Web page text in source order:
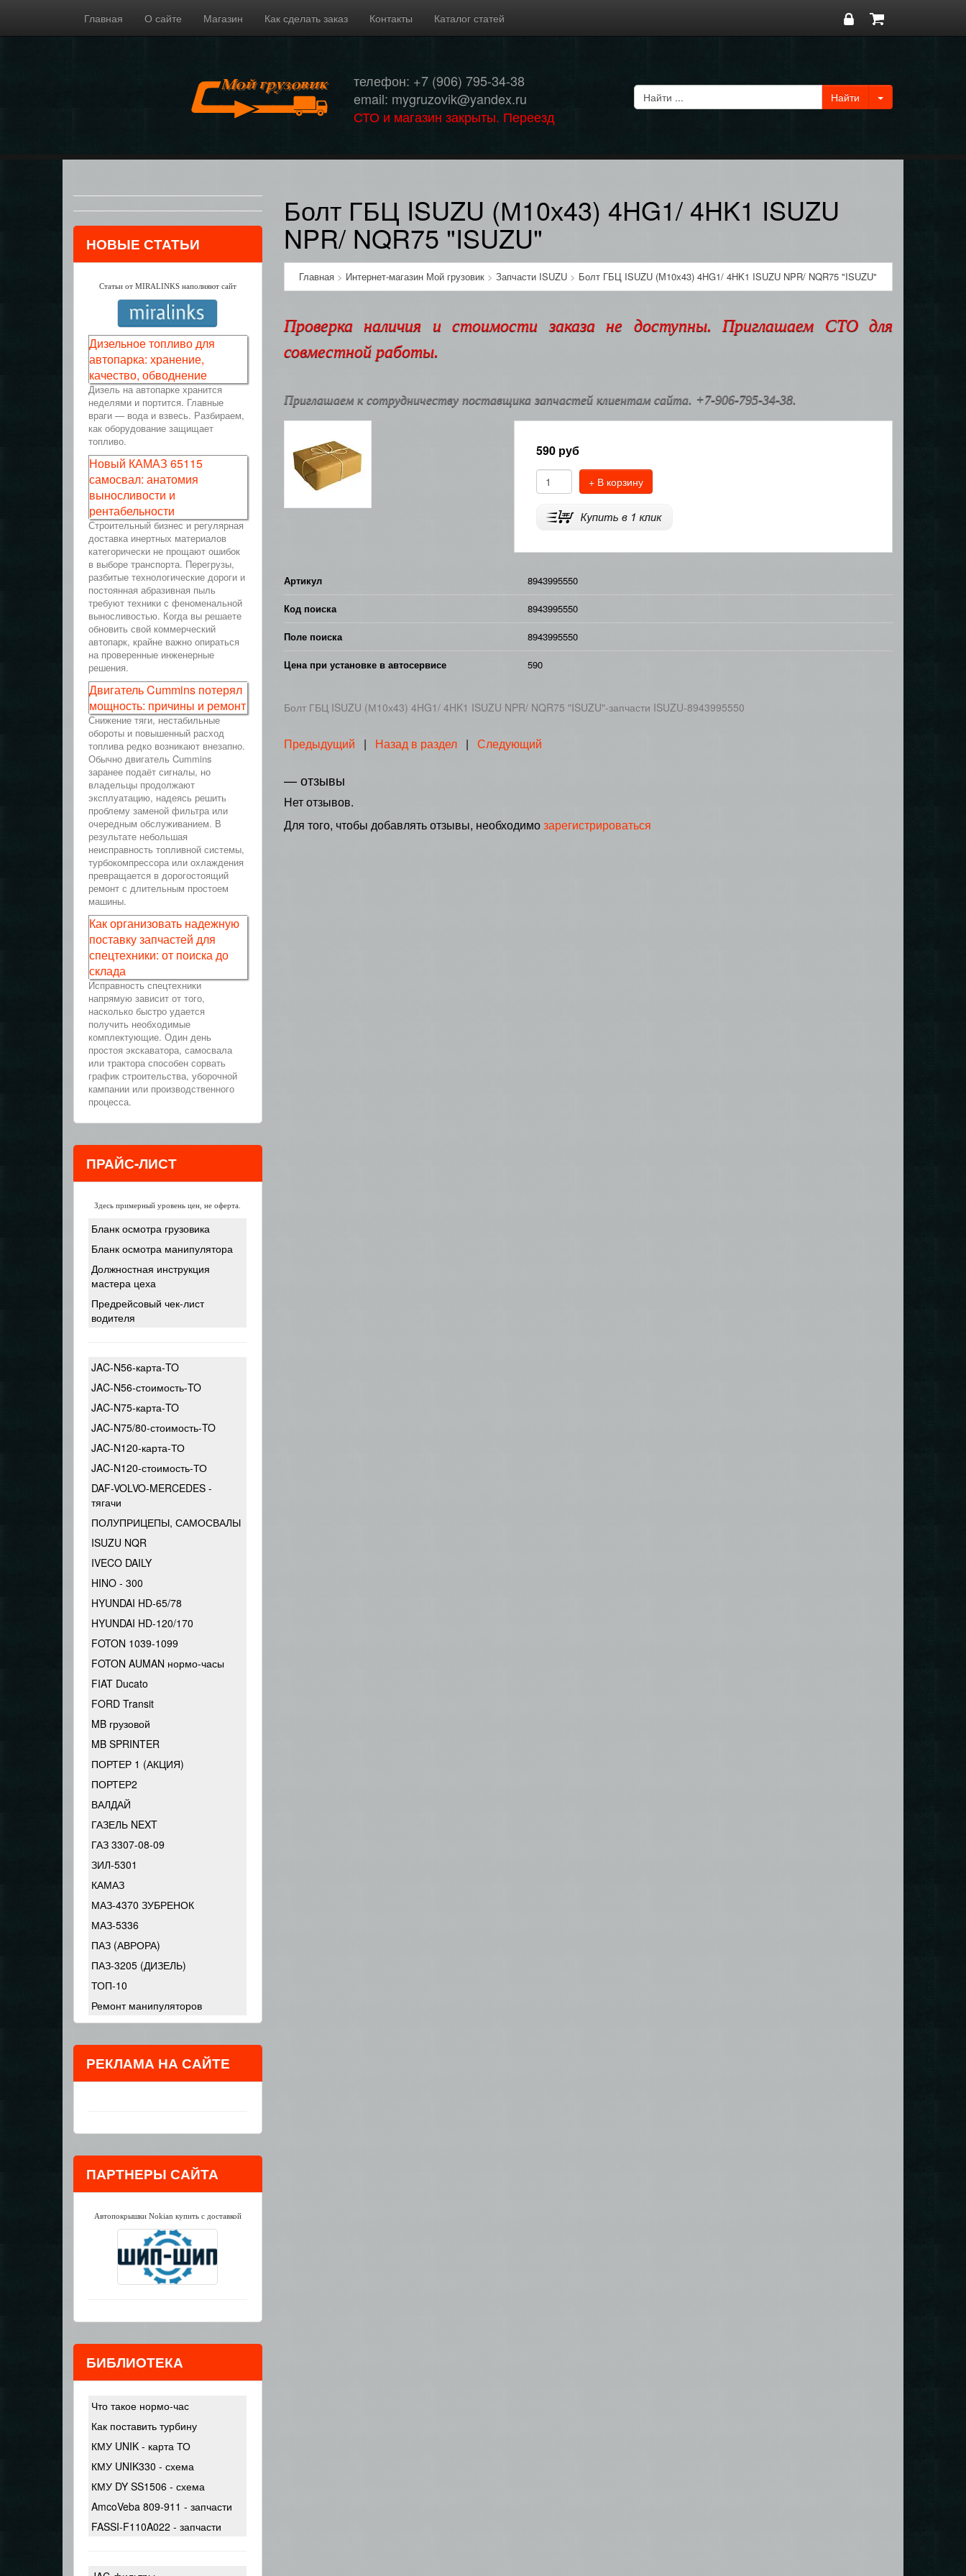
Главная О сайте Магазин Как сделать заказ Контакты Каталог статей
телефон: +7 (906) 795-34-38
email: mygruzovik@yandex.ru
СТО и магазин закрыты. Переезд
Болт ГБЦ ISUZU (М10х43) 4HG1/ 4HK1 ISUZU
NPR/ NQR75 "ISUZU"
Главная> Интернет-магазин Мой грузовик> Запчасти ISUZU> Болт ГБЦ ISUZU (М10х43) 4HG1/ 4HK1 ISUZU NPR/ NQR75 "ISUZU"
Проверка наличия и стоимости заказа не доступны. Приглашаем СТО для
совместной работы.
Приглашаем к сотрудничеству поставщика запчастей клиентам сайта. +7-906-795-34-38.
590руб
+ В корзину
Артикул 8943995550
Код поиска 8943995550
Поле поиска 8943995550
Цена при установке в автосервисе 590
Болт ГБЦ ISUZU (М10х43) 4HG1/ 4HK1 ISUZU NPR/ NQR75 "ISUZU"-запчасти ISUZU-8943995550
Предыдущий | Назад в раздел| Следующий
— отзывы
Нет отзывов.
Для того, чтобы добавлять отзывы, необходимозарегистрироваться
НОВЫЕ СТАТЬИ
Статьи от MIRALINKS наполняют сайт
Дизельное топливо для
автопарка: хранение,
качество, обводнение
Дизель на автопарке хранится
неделями и портится. Главные
враги — вода и взвесь. Разбираем,
как оборудование защищает
топливо.
Новый КАМАЗ 65115
самосвал: анатомия
выносливости и
рентабельности
Строительный бизнес и регулярная
доставка инертных материалов
категорически не прощают ошибок
в выборе транспорта. Перегрузы,
разбитые технологические дороги и
постоянная абразивная пыль
требуют техники с феноменальной
выносливостью. Когда вы решаете
обновить свой коммерческий
автопарк, крайне важно опираться
на проверенные инженерные
решения.
Двигатель Cummins потерял
мощность: причины и ремонт
Снижение тяги, нестабильные
обороты и повышенный расход
топлива редко возникают внезапно.
Обычно двигатель Cummins
заранее подаёт сигналы, но
владельцы продолжают
эксплуатацию, надеясь решить
проблему заменой фильтра или
очередным обслуживанием. В
результате небольшая
неисправность топливной системы,
турбокомпрессора или охлаждения
превращается в дорогостоящий
ремонт с длительным простоем
машины.
Как организовать надежную
поставку запчастей для
спецтехники: от поиска до
склада
Исправность спецтехники
напрямую зависит от того,
насколько быстро удается
получить необходимые
комплектующие. Один день
простоя экскаватора, самосвала
или трактора способен сорвать
график строительства, уборочной
кампании или производственного
процесса.
ПРАЙС-ЛИСТ
Здесь примерный уровень цен, не оферта.
Бланк осмотра грузовика
Бланк осмотра манипулятора
Должностная инструкция
мастера цеха
Предрейсовый чек-лист
водителя
JAC-N56-карта-TO
JAC-N56-стоимость-TO
JAC-N75-карта-TO
JAC-N75/80-стоимость-TO
JAC-N120-карта-ТО
JAC-N120-стоимость-ТО
DAF-VOLVO-MERCEDES -
тягачи
ПОЛУПРИЦЕПЫ, САМОСВАЛЫ
ISUZU NQR
IVECO DAILY
HINO - 300
HYUNDAI HD-65/78
HYUNDAI HD-120/170
FOTON 1039-1099
FOTON AUMAN нормо-часы
FIAT Ducato
FORD Transit
MB грузовой
MB SPRINTER
ПОРТЕР 1 (АКЦИЯ)
ПОРТЕР2
ВАЛДАЙ
ГАЗЕЛЬ NEXT
ГАЗ 3307-08-09
ЗИЛ-5301
КАМАЗ
МАЗ-4370 ЗУБРЕНОК
МАЗ-5336
ПАЗ (АВРОРА)
ПАЗ-3205 (ДИЗЕЛЬ)
ТОП-10
Ремонт манипуляторов
РЕКЛАМА НА САЙТЕ
ПАРТНЕРЫ САЙТА
Автопокрышки Nokian купить с доставкой
БИБЛИОТЕКА
Что такое нормо-час
Как поставить турбину
КМУ UNIK - карта ТО
КМУ UNIK330 - схема
КМУ DY SS1506 - схема
AmcoVeba 809-911 - запчасти
FASSI-F110A022 - запчасти